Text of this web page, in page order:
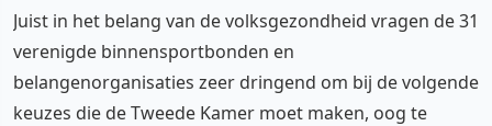
Juist in het belang van de volksgezondheid vragen de 31
verenigde binnensportbonden en
belangenorganisaties zeer dringend om bij de volgende
keuzes die de Tweede Kamer moet maken, oog te